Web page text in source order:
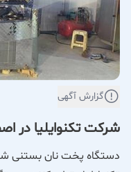
گزارش آگهی
شرکت تکنوایلیا در